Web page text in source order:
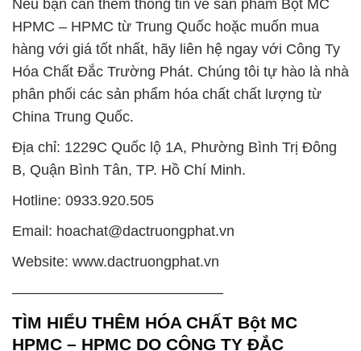
Nếu bạn cần thêm thông tin về sản phẩm Bột MC
HPMC – HPMC từ Trung Quốc hoặc muốn mua
hàng với giá tốt nhất, hãy liên hệ ngay với Công Ty
Hóa Chất Đắc Trường Phát. Chúng tôi tự hào là nhà
phân phối các sản phẩm hóa chất chất lượng từ
China Trung Quốc.
Địa chỉ: 1229C Quốc lộ 1A, Phường Bình Trị Đông
B, Quận Bình Tân, TP. Hồ Chí Minh.
Hotline: 0933.920.505
Email: hoachat@dactruongphat.vn
Website: www.dactruongphat.vn
——————————————–
TÌM HIỂU THÊM HÓA CHẤT Bột MC
HPMC – HPMC DO CÔNG TY ĐẮC